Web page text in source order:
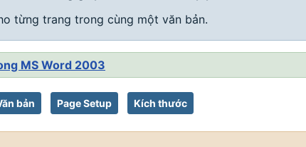
từng trang trong cùng một văn bản.
MS Word 2003
bản Page Setup Kích thước